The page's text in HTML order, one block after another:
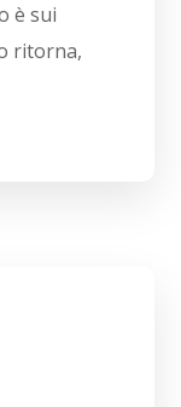
è sui
ritorna,